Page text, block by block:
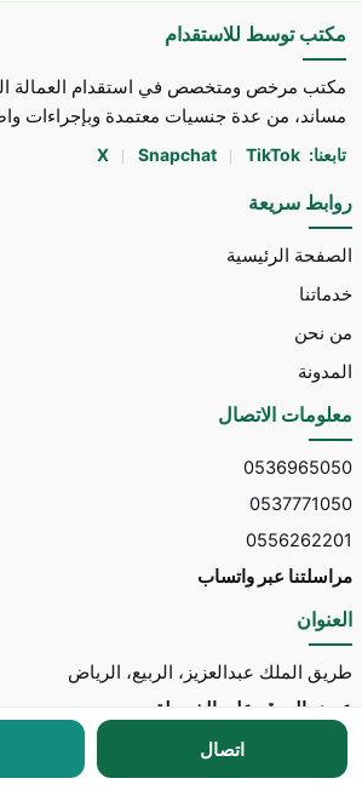
مكتب توسط للاستقدام
مكتب مرخص ومتخصص في استقدام العمالة
مساند، من عدة جنسيات معتمدة وبإجراءات
تابعنا: X Snapchat TikTok
روابط سريعة
الصفحة الرئيسية
خدماتنا
من نحن
المدونة
معلومات الاتصال
0536965050
0537771050
0556262201
مراسلتنا عبر واتساب
العنوان
طريق الملك عبدالعزيز، الربيع، الرياض
عرض الموقع على الخريطة
اتصال